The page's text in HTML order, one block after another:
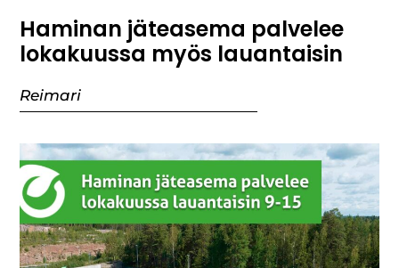
Haminan jäteasema palvelee
lokakuussa myös lauantaisin
Reimari